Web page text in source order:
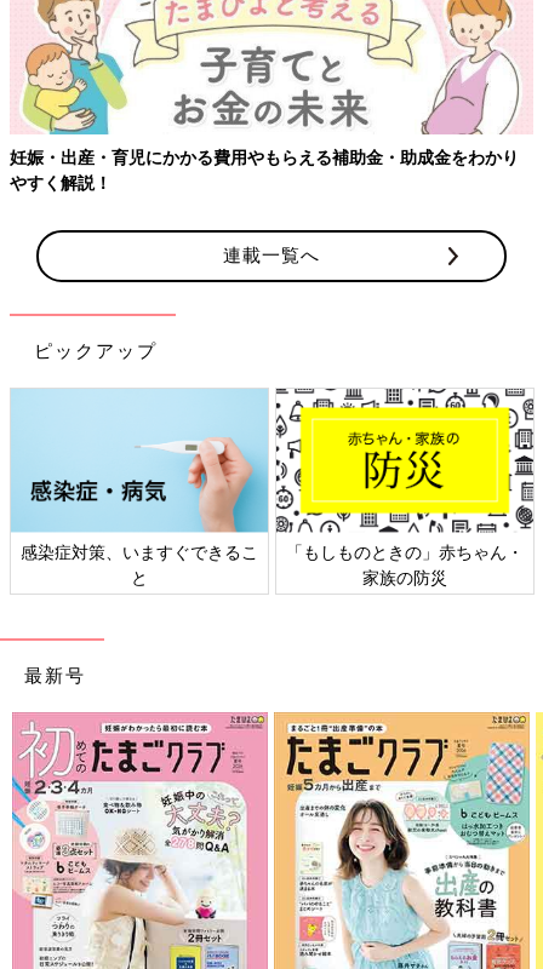
・出産・育児にかかる費用やもらえる補助金・助成金をわかり
く解説！
【
連載一覧へ
ピックアップ
感染症対策、いますぐできるこ
と
「もしものときの」赤ちゃん・
家族の防災
最新号